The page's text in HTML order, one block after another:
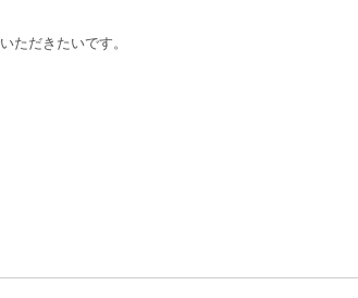
ただきたいです。